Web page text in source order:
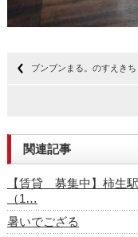
ブンブンまる。のすえきち
関連記事
【賃貸 募集中】柿生
（1…
暑いでござる